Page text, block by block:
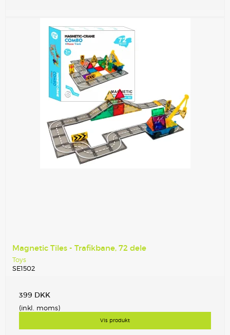
Magnetic Tiles - Trafikbane, 72 dele
Toys
SE1502
399 DKK
(inkl. moms)
Vis produkt